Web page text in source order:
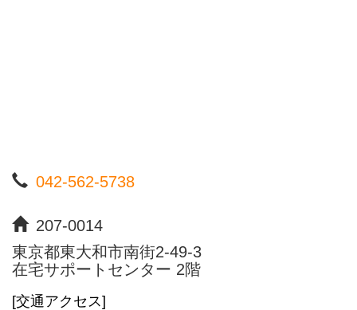
042-562-5738
207-0014
東京都東大和市南街2-49-3
在宅サポートセンター 2階
[交通アクセス]